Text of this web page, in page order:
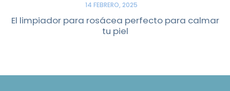
14 FEBRERO, 2025
El limpiador para rosácea perfecto para calmar
tu piel